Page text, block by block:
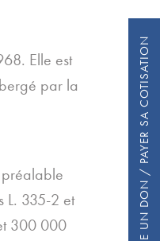
FAIRE UN DON / PAYER SA COTISATION
Elle est
par la
préalable
L. 335-2 et
300 000